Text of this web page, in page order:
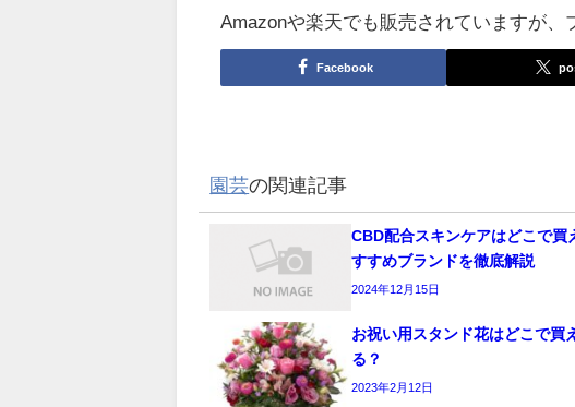
Amazonや楽天でも販売されていますが、
Facebook
園芸の関連記事
CBD配合スキンケアはどこで買
すすめブランドを徹底解説
2024年12月15日
お祝い用スタンド花はどこで買
る？
2023年2月12日